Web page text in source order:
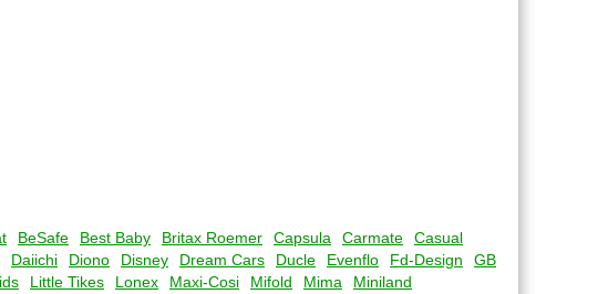
BeSafe Best Baby Britax Roemer Capsula Carmate
Casual
Daiichi Diono Disney Dream Cars Ducle Evenflo Fd-Design
GB
Little Tikes Lonex Maxi-Cosi Mifold Mima
Miniland